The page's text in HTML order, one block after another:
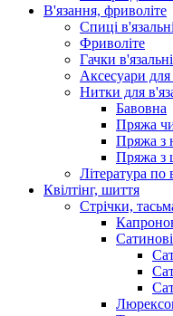
В'язання, фриволіте
Спиці в'язальні
Фриволіте
Гачки в'язальні
Аксесуари для
Нитки для
Бавовна
Пряжа
Пряжа з
Пряжа з
Література
Квілтінг, шиття
Стрічки,